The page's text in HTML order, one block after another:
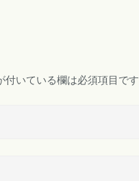
付いている欄は必須項目です